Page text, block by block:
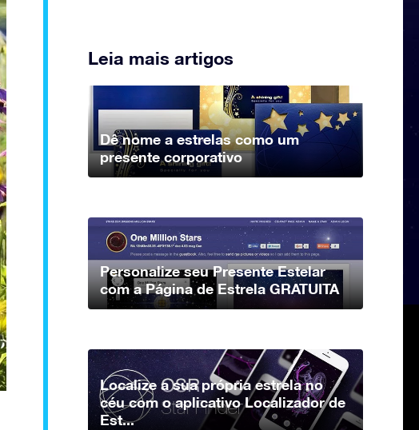
Leia mais artigos
Dê nome a estrelas como um
presente corporativo
Personalize seu Presente Estelar
com a Página de Estrela GRATUITA
Localize a sua própria estrela no
céu com o aplicativo Localizador de
Est...